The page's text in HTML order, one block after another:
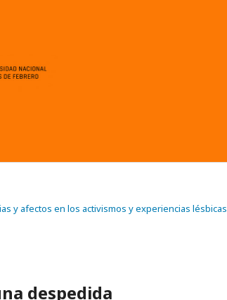
y afectos en los activismos y experiencias lésbicas
despedida